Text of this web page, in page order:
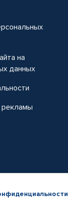
на
данных
рекламы